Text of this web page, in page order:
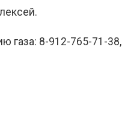
газа: 8-912-765-71-38,